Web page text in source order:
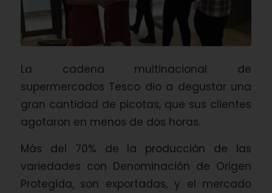
La cadena multinacional de
supermercados Tesco dio a degustar una
gran cantidad de picotas, que sus clientes
agotaron en menos de dos horas.
Más del 70% de la producción de las
variedades con Denominación de Origen
Protegida, son exportadas, y el mercado